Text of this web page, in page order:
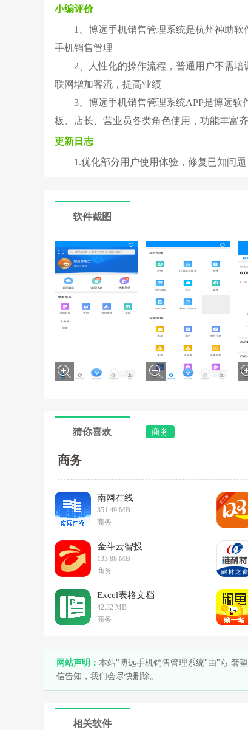
小编评价
1、博远手机销售管理系统是杭州神助
手机销售管理
2、人性化的操作流程，普通用户不需
联网增加客流，提高业绩
3、博远手机销售管理系统APP是博远
板、店长、营业员各类角色使用，功能丰富
更新日志
1.优化部分用户使用体验，修复已知问题
软件截图
猜你喜欢 商务
商务
南网在线
351.49 MB
商务
金斗云智投
133.88 MB
商务
Excel表格文档
42.32 MB
商务
网站声明： 本站"博远手机销售管理系统"由"ら 奢
信告知，我们会尽快删除。
相关软件